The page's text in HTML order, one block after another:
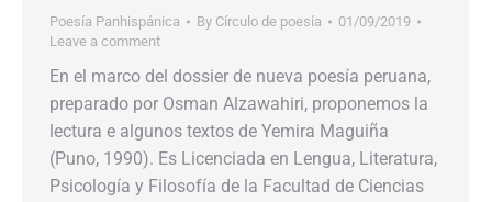
Poesía Panhispánica By Círculo de poesía
01/09/2019
Leave a comment
En el marco del dossier de nueva poesía peruana,
preparado por Osman Alzawahiri, proponemos la
lectura e algunos textos de Yemira Maguiña
(Puno, 1990). Es Licenciada en Lengua, Literatura,
Psicología y Filosofía de la Facultad de Ciencias